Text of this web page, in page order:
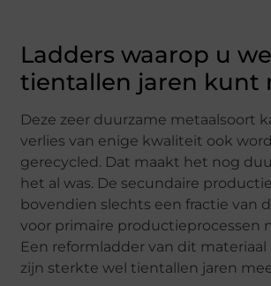
Ladders waarop u
tientallen jaren kunt
Deze zeer duurzame metaalsoort
verlies van enige kwaliteit ook
gerecycled. Dat maakt het nog
het al was. De secundaire
bovendien slechts een fractie van
voor primaire productieprocessen
Een reformladder van dit materiaal
zijn sterkte wel tientallen jaren